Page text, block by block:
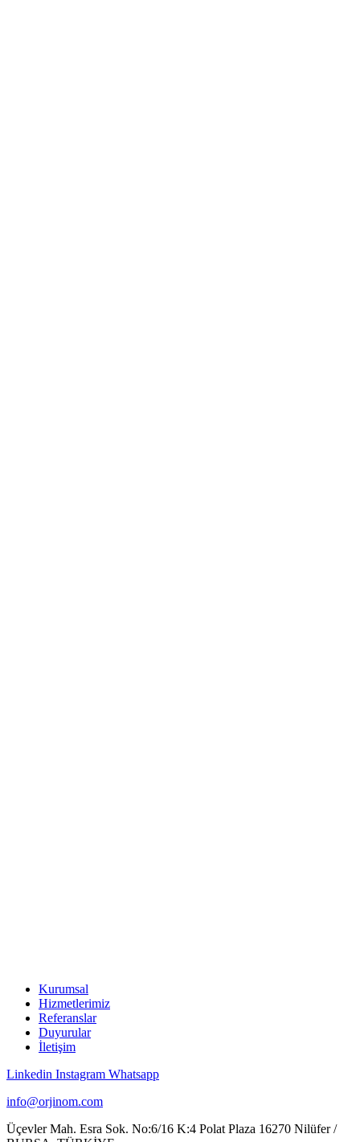
Kurumsal
Hizmetlerimiz
Referanslar
Duyurular
İletişim
Linkedin Instagram Whatsapp
info@orjinom.com
Üçevler Mah. Esra Sok. No:6/16 K:4 Polat Plaza 16270 Nilüfer /